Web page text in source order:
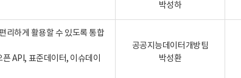
박성하
리하게 활용할 수 있도록 통합
API, 표준데이터, 이슈데이
공공지능데이터개방팀
박성환